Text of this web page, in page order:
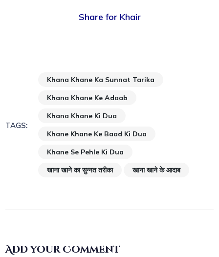
Share for Khair
TAGS:
Khana Khane Ka Sunnat Tarika
Khana Khane Ke Adaab
Khana Khane Ki Dua
Khane Khane Ke Baad Ki Dua
Khane Se Pehle Ki Dua
खाना खाने का सुन्नत तरीका खाना खाने के आदाब
Add your Comment